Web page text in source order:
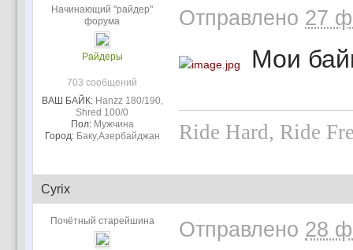
Начинающий "райдер"
форума
Райдеры
703 сообщений
ВАШ БАЙК: Hanzz 180/190,
Shred 100/0
Пол: Мужчина
Город: Баку,Азербайджан
Отправлено 27
Мои
Ride Hard, Ride
Cyrix
Почётный старейшина Отправлено 28